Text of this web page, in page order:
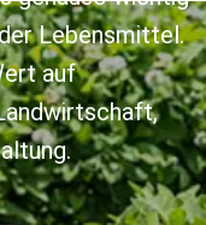
Lebensmittel.
auf